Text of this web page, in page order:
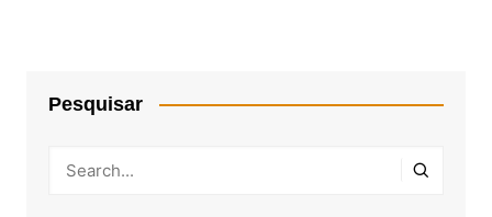
Pesquisar